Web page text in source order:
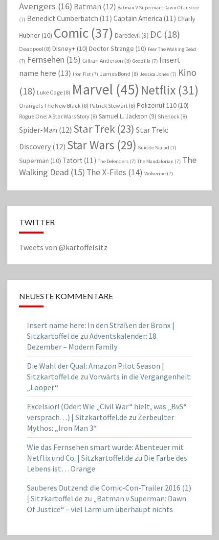
Avengers (16) Batman (12) Batman V Superman: Dawn Of Justice
(7) Benedict Cumberbatch (11) Captain America (11) Charly
Hübner (10) Comic (37) Daredevil (9) DC (18)
Deadpool (8) Disney+ (10) Doctor Strange (10) Fear The Walking Dead
(7) Fernsehen (15) Gillian Anderson (8) Godzilla (7) Insert
name here (13) Iron Fist (7) James Bond (8) Jessica Jones (7) Kino
(18) Luke Cage (8) Marvel (45) Netflix (31)
Orange Is The New Black (8) Patrick Stewart (8) Polizeiruf 110 (10)
Rogue One: A Star Wars Story (8) Samuel L. Jackson (9) Sherlock (8)
Spider-Man (12) Star Trek (23) Star Trek:
Discovery (12) Star Wars (29) Suicide Squad (7)
Superman (10) Tatort (11) The Defenders (7) The Mandalorian (7) The
Walking Dead (15) The X-Files (14) Wolverine (7)
TWITTER
Tweets von @kartoffelsitz
NEUESTE KOMMENTARE
Insert name here: In den Straßen der Bronx |
Sitzkartoffel.de zu Adventskalender: 18.
Dezember – Modern Family
Die Wahl der Qual: Amazon Pilot Season |
Sitzkartoffel.de zu Vorwärts in die Vergangenheit:
„Looper“
Excelsior! (Oder: Wie „Civil War“ hielt, was „BvS“
versprach…) | Sitzkartoffel.de zu Zerbeulter
Mythos: „Iron Man 3“
Wie das Fernsehen smart wurde: Abenteuer mit
Netflix und Co. | Sitzkartoffel.de zu Die Farbe des
Lebens ist… Orange
Sauberes Dutzend: die Comic-Con-Trailer 2016 (1)
| Sitzkartoffel.de zu „Batman v Superman: Dawn
Of Justice“ – viel Lärm um überhaupt nichts